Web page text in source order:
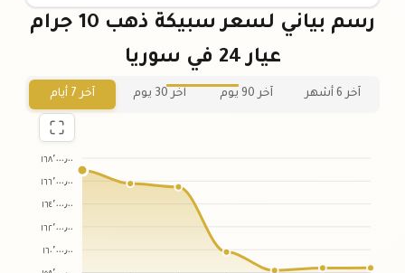
رسم بياني لسعر سبيكة ذهب 10 جرام
عيار 24 في سوريا
آخر 6 أشهر آخر 90 يوم آخر 30 يوم آخر 7 أيام
١٦٨٬٠٠٠٫٠٠
١٦٦٬٠٠٠٫٠٠
١٦٤٬٠٠٠٫٠٠
١٦٢٬٠٠٠٫٠٠
١٦٠٬٠٠٠٫٠٠